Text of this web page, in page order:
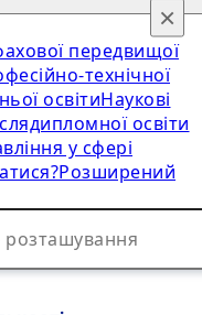
передвищої
технічної
освітиНаукові
освіти
у сфері
Розширений
×